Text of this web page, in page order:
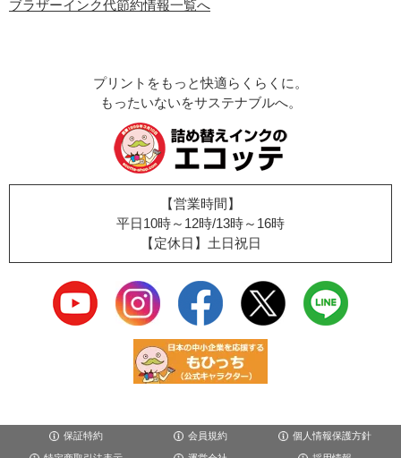
ブラザーインク代節約情報一覧へ
プリントをもっと快適らくらくに。
もったいないをサステナブルへ。
【営業時間】
平日10時～12時/13時～16時
【定休日】土日祝日
保証特約 会員規約 個人情報保護方針